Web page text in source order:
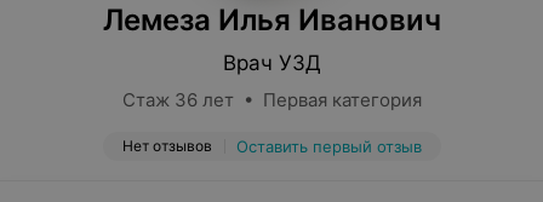
Лемеза Илья Иванович
Врач УЗД
Стаж 36 лет • Первая категория
Нет отзывов Оставить первый отзыв